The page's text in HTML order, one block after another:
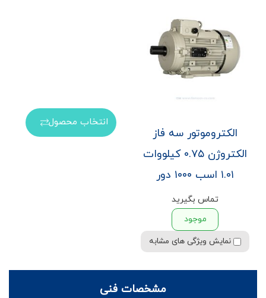
الکتروموتور سه فاز
الکتروژن ۰.۷۵ کیلووات
۱.۰۱ اسب ۱۰۰۰ دور
تماس بگیرید
موجود
نمایش ویژگی های مشابه
انتخاب محصول
مشخصات فنی